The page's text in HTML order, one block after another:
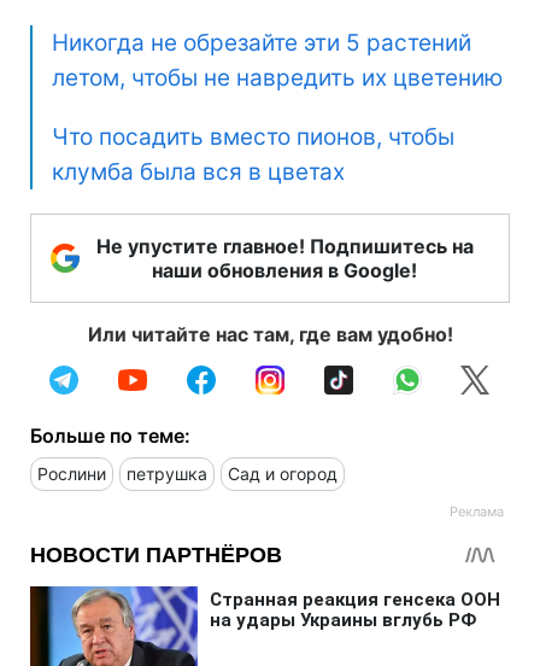
Никогда не обрезайте эти 5 растений
летом, чтобы не навредить их цветению
Что посадить вместо пионов, чтобы
клумба была вся в цветах
Не упустите главное! Подпишитесь на
наши обновления в Google!
Или читайте нас там, где вам удобно!
Больше по теме:
Рослини петрушка Сад и огород